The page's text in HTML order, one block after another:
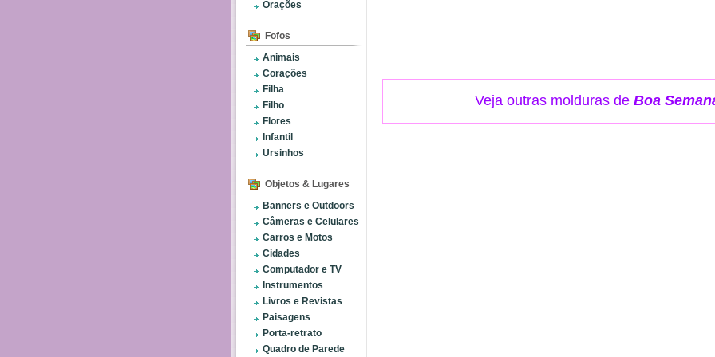
Orações
Fofos
Animais
Corações
Filha
Filho
Flores
Infantil
Ursinhos
Objetos & Lugares
Banners e Outdoors
Câmeras e Celulares
Carros e Motos
Cidades
Computador e TV
Instrumentos
Livros e Revistas
Paisagens
Porta-retrato
Quadro de Parede
Veja outras molduras de Boa